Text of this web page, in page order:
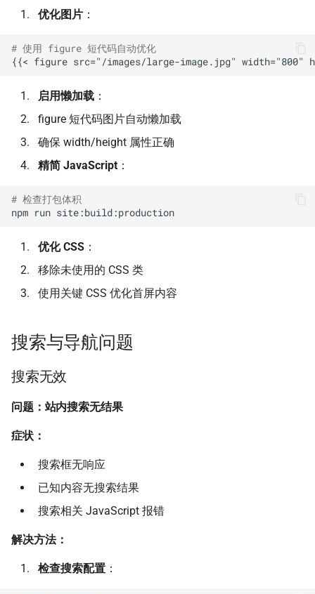
优化图片 ：
# 使用 figure 短代码自动优化
启用懒加载 ：
figure 短代码图片自动懒加载
确保 width/height 属性正确
精简 JavaScript ：
# 检查打包体积
npm run
优化 CSS ：
移除未使用的 CSS 类
使用关键 CSS 优化首屏内容
搜索与导航问题
搜索无效
问题：站内搜索无结果
症状：
搜索框无响应
已知内容无搜索结果
搜索相关 JavaScript 报错
解决方法：
检查搜索配置 ：